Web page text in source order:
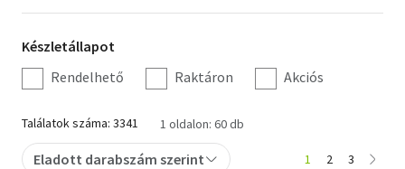
Életmód, egészség
Erotika
Gyermek- és ifjúsági
Hobbi, szabadidő
szűrés
Készletállapot
szűrés
Készletállapot
Rendelhető
Raktáron Akciós
Találatok száma: 3341 1 oldalon: 60 db
Eladott darabszám szerint 1 2 3